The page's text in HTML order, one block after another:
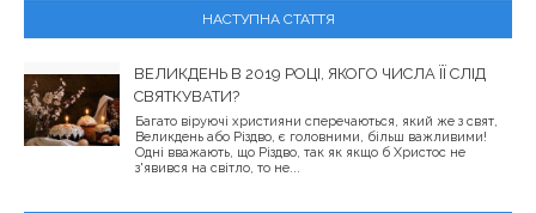
НАСТУПНА СТАТТЯ
ВЕЛИКДЕНЬ В 2019 РОЦІ, ЯКОГО ЧИСЛА ЇЇ СЛІД
СВЯТКУВАТИ?
Багато віруючі християни сперечаються, який же з свят,
Великдень або Різдво, є головними, більш важливими!
Одні вважають, що Різдво, так як якщо б Христос не
з'явився на світло, то не...